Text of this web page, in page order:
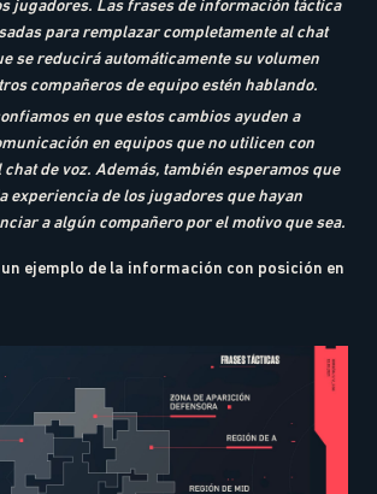
jugadores. Las frases de información táctica
para remplazar completamente al chat
se reducirá automáticamente su volumen
compañeros de equipo estén hablando.
en que estos cambios ayuden a
en equipos que no utilicen con
de voz. Además, también esperamos que
experiencia de los jugadores que hayan
a algún compañero por el motivo que sea.
ejemplo de la información con posición en